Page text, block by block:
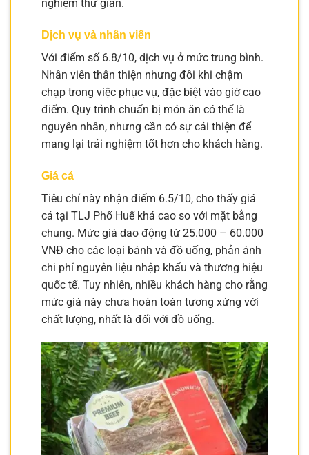
nghiệm thư giãn.
Dịch vụ và nhân viên
Với điểm số 6.8/10, dịch vụ ở mức trung bình.
Nhân viên thân thiện nhưng đôi khi chậm
chạp trong việc phục vụ, đặc biệt vào giờ cao
điểm. Quy trình chuẩn bị món ăn có thể là
nguyên nhân, nhưng cần có sự cải thiện để
mang lại trải nghiệm tốt hơn cho khách hàng.
Giá cả
Tiêu chí này nhận điểm 6.5/10, cho thấy giá
cả tại TLJ Phố Huế khá cao so với mặt bằng
chung. Mức giá dao động từ 25.000 – 60.000
VNĐ cho các loại bánh và đồ uống, phản ánh
chi phí nguyên liệu nhập khẩu và thương hiệu
quốc tế. Tuy nhiên, nhiều khách hàng cho rằng
mức giá này chưa hoàn toàn tương xứng với
chất lượng, nhất là đối với đồ uống.